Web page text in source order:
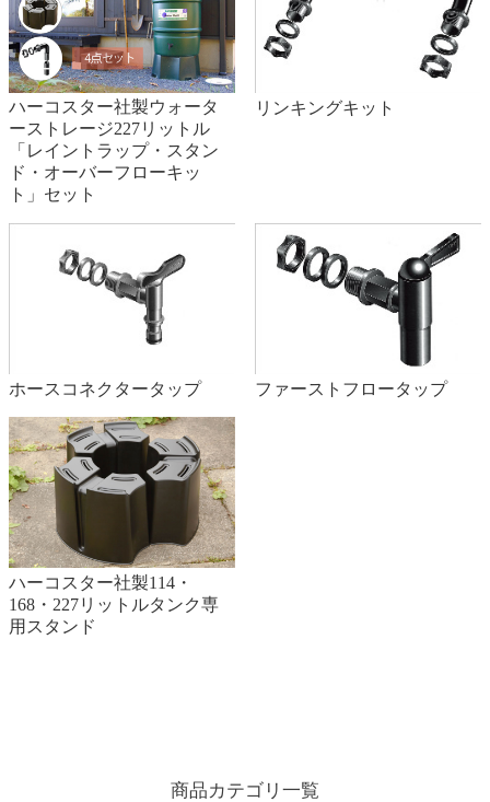
ハーコスター社製ウォータ
ーストレージ227リットル
「レイントラップ・スタン
ド・オーバーフローキッ
ト」セット
リンキングキット
ホースコネクタータップ ファーストフロータップ
ハーコスター社製114・
168・227リットルタンク専
用スタンド
商品カテゴリ一覧